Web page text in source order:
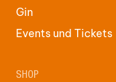
Gin
Events und Tickets
SHOP